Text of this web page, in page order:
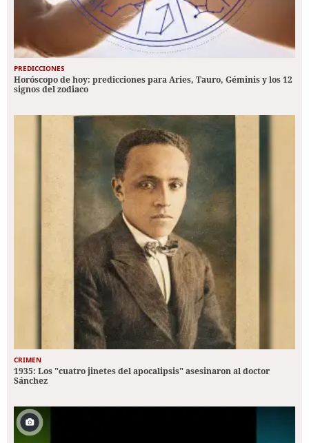
PREDICCIONES
Horóscopo de hoy: predicciones para Aries, Tauro, Géminis y los 12
signos del zodiaco
CRIMEN
1935: Los "cuatro jinetes del apocalipsis" asesinaron al doctor
Sánchez